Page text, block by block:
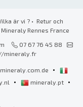
är vi ?• Retur och
Mineraly Rennes France
07 67 76 45 88
mineraly.fr
mineraly.com.de •
• mineraly.pt •